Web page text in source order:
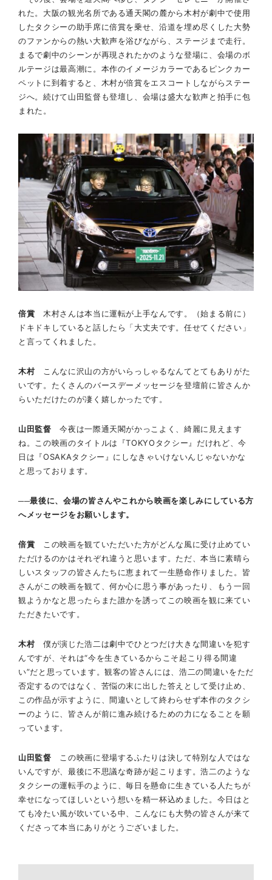
れた。大阪の観光名所である通天閣の麓から木村が劇中で使用
したタクシーの助手席に倍賞を乗せ、沿道を埋め尽くした大勢
のファンからの熱い大歓声を浴びながら、ステージまで走行。
まるで劇中のシーンが再現されたかのような登場に、会場のボ
ルテージは最高潮に。本作のイメージカラーであるピンクカー
ペットに到着すると、木村が倍賞をエスコートしながらステー
ジへ。続けて山田監督も登壇し、会場は盛大な歓声と拍手に包
まれた。
倍賞 木村さんは本当に運転が上手なんです。（始まる前に）
ドキドキしていると話したら「大丈夫です。任せてください」
と言ってくれました。
木村こんなに沢山の方がいらっしゃるなんてとてもありがた
いです。たくさんのバースデーメッセージを登壇前に皆さんか
らいただけたのが凄く嬉しかったです。
山田監督 今夜は一際通天閣がかっこよく、綺麗に見えます
ね。この映画のタイトルは『TOKYOタクシー』だけれど、今
日は『OSAKAタクシー』にしなきゃいけないんじゃないかな
と思っております。
──最後に、会場の皆さんやこれから映画を楽しみにしている方
へメッセージをお願いします。
倍賞 この映画を観ていただいた方がどんな風に受け止めてい
ただけるのかはそれぞれ違うと思います。ただ、本当に素晴ら
しいスタッフの皆さんたちに恵まれて一生懸命作りました。皆
さんがこの映画を観て、何か心に思う事があったり、もう一回
観ようかなと思ったらまた誰かを誘ってこの映画を観に来てい
ただきたいです。
木村僕が演じた浩二は劇中でひとつだけ大きな間違いを犯す
んですが、それは“今を生きているからこそ起こり得る間違
い”だと思っています。観客の皆さんには、浩二の間違いをただ
否定するのではなく、苦悩の末に出した答えとして受け止め、
この作品が示すように、間違いとして終わらせず本作のタクシ
ーのように、皆さんが前に進み続けるための力になることを願
っています。
山田監督 この映画に登場するふたりは決して特別な人ではな
いんですが、最後に不思議な奇跡が起こります。浩二のような
タクシーの運転手のように、毎日を懸命に生きている人たちが
幸せになってほしいという想いを精一杯込めました。今日はと
ても冷たい風が吹いている中、こんなにも大勢の皆さんが来て
くださって本当にありがとうございました。